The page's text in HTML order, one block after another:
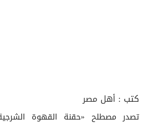
كتب : أهل مصر
تصدر مصطلح «حقنة القهوة